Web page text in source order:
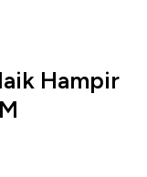
Hampir